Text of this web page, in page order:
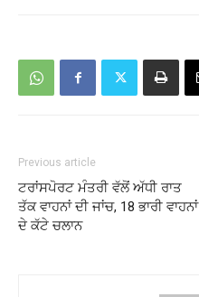
Previous article
ਟਰਾਂਸਪੋਰਟ ਮੰਤਰੀ ਵੱਲੋਂ ਅੱਧੀ ਰਾਤ
ਤੱਕ ਵਾਹਨਾਂ ਦੀ ਜਾਂਚ, 18 ਭਾਰੀ ਵਾਹਨਾਂ
ਦੇ ਕੱਟੇ ਚਲਾਨ